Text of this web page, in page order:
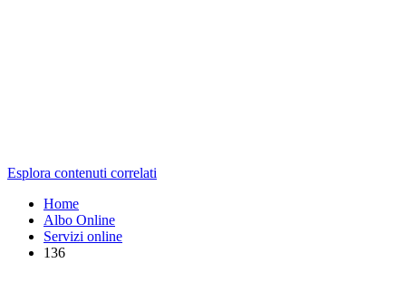
Esplora contenuti correlati
Home
Albo Online
Servizi online
136